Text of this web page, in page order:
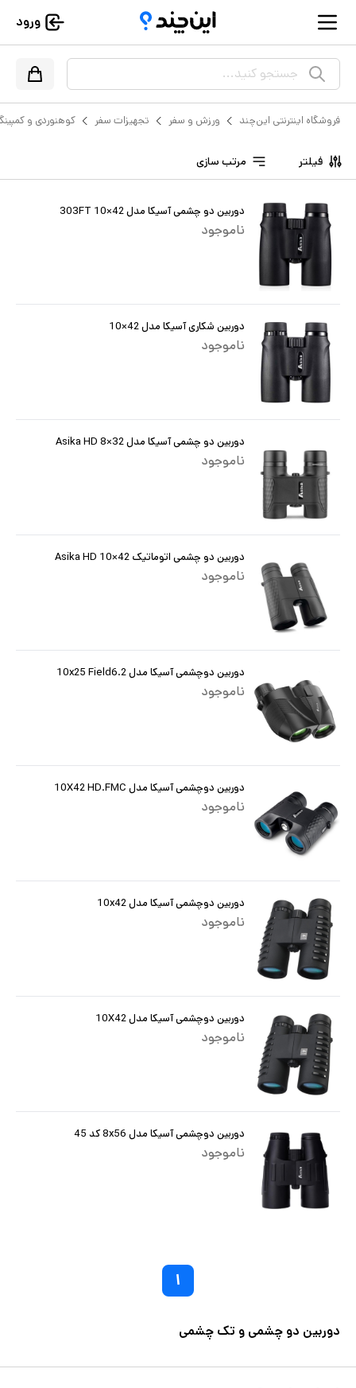
ورود
جستجو کنید...
فروشگاه اینترنتی این‌چند ورزش و سفر تجهیزات سفر کوهنوردی و
فیلتر مرتب سازی
دوربین دو چشمی آسیکا مدل 42×10 303FT
ناموجود
دوربین شکاری آسیکا مدل 42×10
ناموجود
دوربین دو چشمی آسیکا مدل Asika HD 8×32
ناموجود
دوربین دو چشمی اتوماتیک Asika HD 10×42
ناموجود
دوربین دوچشمی آسیکا مدل 10x25 Field6.2
ناموجود
دوربین دوچشمی آسیکا مدل 10X42 HD.FMC
ناموجود
دوربین دوچشمی آسیکا مدل 10x42
ناموجود
دوربین دوچشمی آسیکا مدل 10X42
ناموجود
دوربین دوچشمی آسیکا مدل 8x56 کد 45
ناموجود
۱
دوربین دو چشمی و تک چشمی